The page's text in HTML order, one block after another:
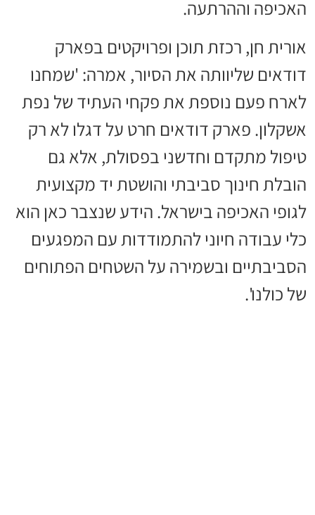
האכיפה וההרתעה.
אורית חן, רכזת תוכן ופרויקטים בפארק
דודאים שליוותה את הסיור, אמרה: 'שמחנו
לארח פעם נוספת את פקחי העתיד של נפת
אשקלון. פארק דודאים חרט על דגלו לא רק
טיפול מתקדם וחדשני בפסולת, אלא גם
הובלת חינוך סביבתי והושטת יד מקצועית
לגופי האכיפה בישראל. הידע שנצבר כאן הוא
כלי עבודה חיוני להתמודדות עם המפגעים
הסביבתיים ובשמירה על השטחים הפתוחים
של כולנו'.